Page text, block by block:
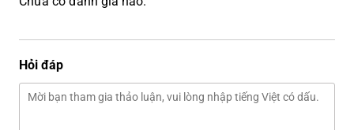
Hỏi đáp